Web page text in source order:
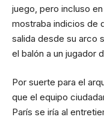
juego, pero incluso
mostraba indicios de
salida desde su arco
el balón a un jugador
Por suerte para el
que el equipo
París se iría al